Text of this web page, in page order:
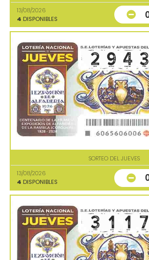
13/08/2026
4 DISPONIBLES
SORTEO DEL JUEVES
13/08/2026
4 DISPONIBLES